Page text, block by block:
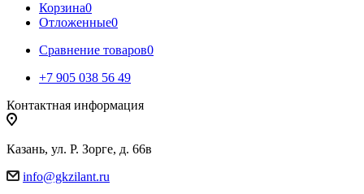
Корзина0
Отложенные0
Сравнение товаров0
+7 905 038 56 49
Контактная информация
Казань, ул. Р. Зорге, д. 66в
info@gkzilant.ru